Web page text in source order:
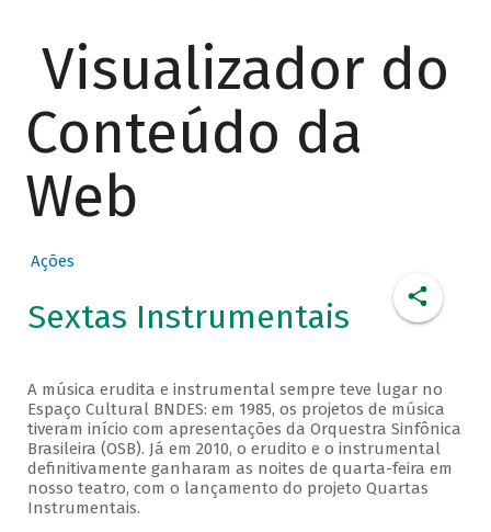
Visualizador do
Conteúdo da
Web
Ações
Sextas Instrumentais
A música erudita e instrumental sempre teve lugar no
Espaço Cultural BNDES: em 1985, os projetos de música
tiveram início com apresentações da Orquestra Sinfônica
Brasileira (OSB). Já em 2010, o erudito e o instrumental
definitivamente ganharam as noites de quarta-feira em
nosso teatro, com o lançamento do projeto Quartas
Instrumentais.